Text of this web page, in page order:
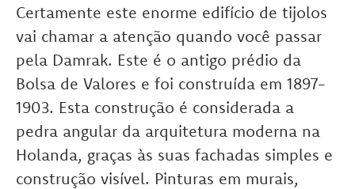
Certamente este enorme edifício de tijolos
vai chamar a atenção quando você passar
pela Damrak. Este é o antigo prédio da
Bolsa de Valores e foi construída em 1897-
1903. Esta construção é considerada a
pedra angular da arquitetura moderna na
Holanda, graças às suas fachadas simples e
construção visível. Pinturas em murais,